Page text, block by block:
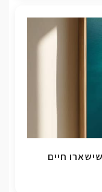
חיים